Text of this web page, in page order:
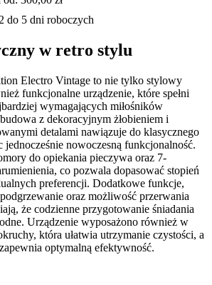
do 5 dni roboczych
w retro stylu
Electro Vintage to nie tylko stylowy
funkcjonalne urządzenie, które spełni
wymagających miłośników
z dekoracyjnym żłobieniem i
detalami nawiązuje do klasycznego
jednocześnie nowoczesną funkcjonalność.
do opiekania pieczywa oraz 7-
co pozwala dopasować stopień
preferencji. Dodatkowe funkcje,
oraz możliwość przerwania
że codzienne przygotowanie śniadania
Urządzenie wyposażono również w
która ułatwia utrzymanie czystości, a
optymalną efektywność.